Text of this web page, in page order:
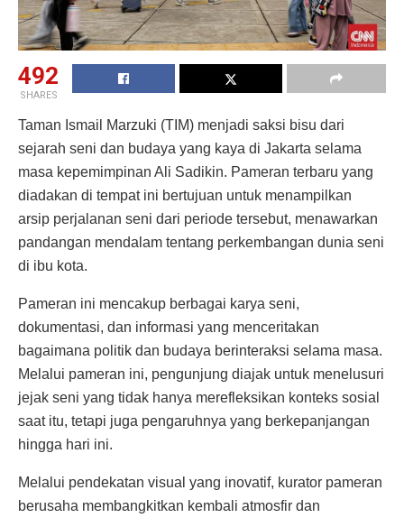
492
SHARES
Taman Ismail Marzuki (TIM) menjadi saksi bisu dari
sejarah seni dan budaya yang kaya di Jakarta selama
masa kepemimpinan Ali Sadikin. Pameran terbaru yang
diadakan di tempat ini bertujuan untuk menampilkan
arsip perjalanan seni dari periode tersebut, menawarkan
pandangan mendalam tentang perkembangan dunia seni
di ibu kota.
Pameran ini mencakup berbagai karya seni,
dokumentasi, dan informasi yang menceritakan
bagaimana politik dan budaya berinteraksi selama masa.
Melalui pameran ini, pengunjung diajak untuk menelusuri
jejak seni yang tidak hanya merefleksikan konteks sosial
saat itu, tetapi juga pengaruhnya yang berkepanjangan
hingga hari ini.
Melalui pendekatan visual yang inovatif, kurator pameran
berusaha membangkitkan kembali atmosfir dan